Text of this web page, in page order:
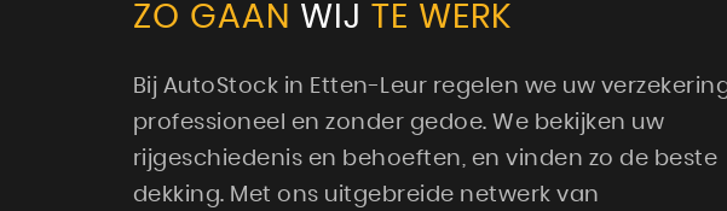
ZO GAAN WIJ TE WERK
Bij AutoStock in Etten-Leur regelen we uw
professioneel en zonder gedoe. We bekijken uw
rijgeschiedenis en behoeften, en vinden zo de beste
dekking. Met ons uitgebreide netwerk van